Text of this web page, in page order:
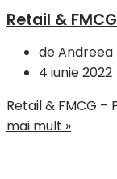
Retail &
deAndreea
4 iunie 2022
Retail & FMCG
mai mult »